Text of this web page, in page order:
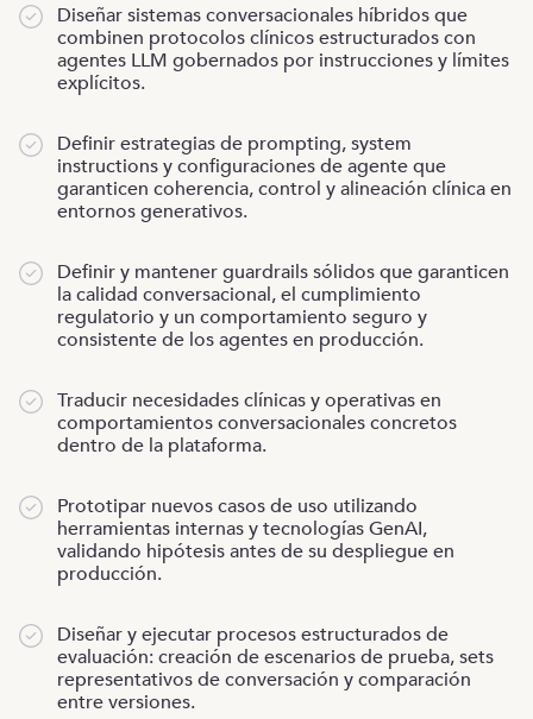
Diseñar sistemas conversacionales híbridos que
combinen protocolos clínicos estructurados con
agentes LLM gobernados por instrucciones y límites
explícitos.
Definir estrategias de prompting, system
instructions y configuraciones de agente que
garanticen coherencia, control y alineación clínica en
entornos generativos.
Definir y mantener guardrails sólidos que garanticen
la calidad conversacional, el cumplimiento
regulatorio y un comportamiento seguro y
consistente de los agentes en producción.
Traducir necesidades clínicas y operativas en
comportamientos conversacionales concretos
dentro de la plataforma.
Prototipar nuevos casos de uso utilizando
herramientas internas y tecnologías GenAI,
validando hipótesis antes de su despliegue en
producción.
Diseñar y ejecutar procesos estructurados de
evaluación: creación de escenarios de prueba, sets
representativos de conversación y comparación
entre versiones.